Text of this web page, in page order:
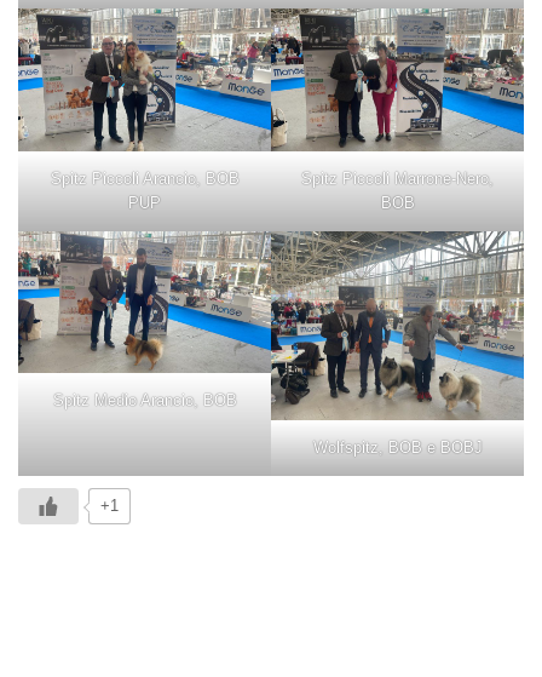
Spitz Piccoli Arancio, BOB
PUP
Spitz Piccoli Marrone-Nero,
BOB
Spitz Medio Arancio, BOB
Wolfspitz, BOB e BOBJ
+1